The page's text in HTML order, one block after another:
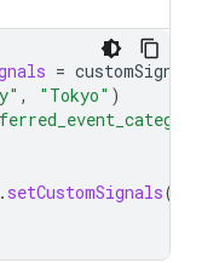
= customSignals
, "Tokyo" )
. setCustomSignals(